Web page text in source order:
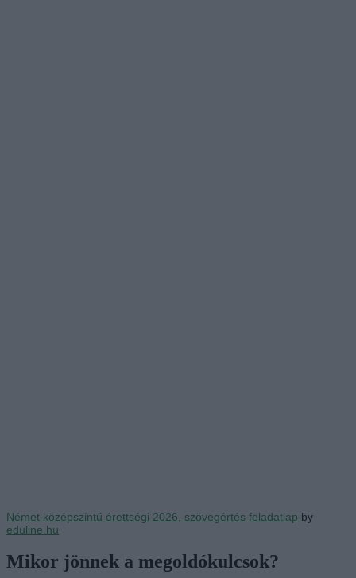
Német középszintű érettségi 2026, szövegértés feladatlap by
eduline.hu
Mikor jönnek a megoldókulcsok?